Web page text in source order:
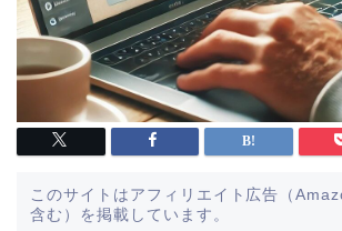
このサイトはアフィリエイト広告（
含む）を掲載しています。